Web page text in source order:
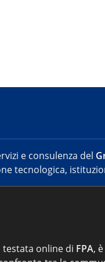
e consulenza del
tecnologica,
testata online di FPA,